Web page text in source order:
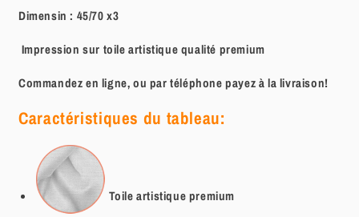
Dimensin : 45/70 x3
Impression sur toile artistique qualité premium
Commandez en ligne, ou par téléphone payez à la livraison!
Caractéristiques du tableau:
Toile artistiquepremium